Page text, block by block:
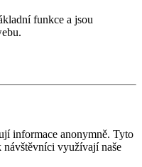
funkce a jsou
informace anonymně. Tyto
využívají naše